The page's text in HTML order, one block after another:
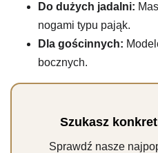
Do dużych jadalni:
nogami typu pająk.
Dla gościnnych:
bocznych.
Szukasz
Sprawdź nasze